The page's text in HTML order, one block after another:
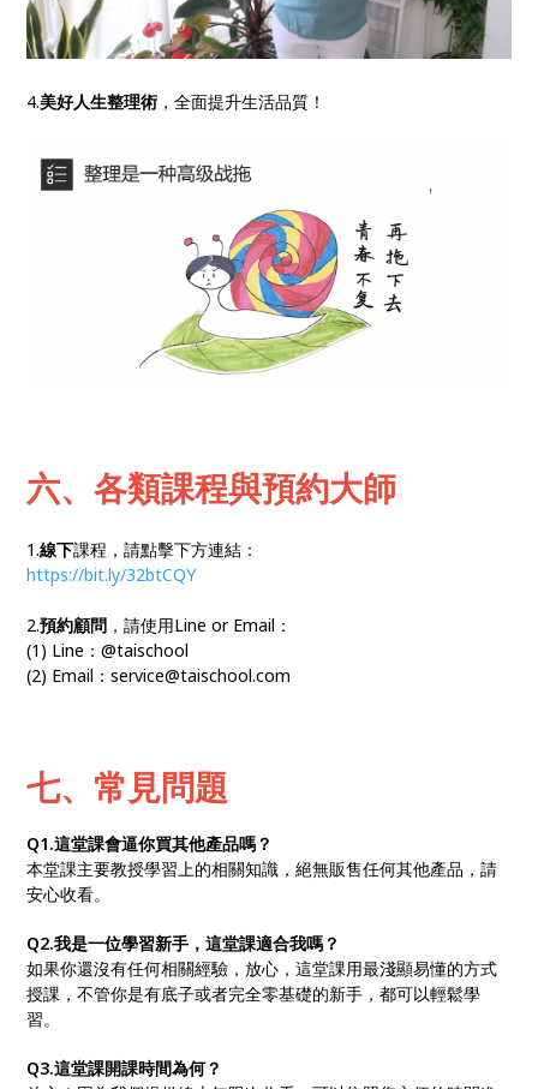
4.美好人生整理術 ，全面提升生活品質！
六、各類課程與預約大師
1.線下課程，請點擊下方連結：
https://bit.ly/32btCQY
2.預約顧問 ，請使用Line or Email：
(1) Line：@taischool
(2) Email：service@taischool.com
七、常見問題
Q1.這堂課會逼你買其他產品嗎？
本堂課主要教授學習上的相關知識，絕無販售任何其他產品，請
安心收看。
Q2.我是一位學習新手，這堂課適合我嗎？
如果你還沒有任何相關經驗，放心，這堂課用最淺顯易懂的方式
授課，不管你是有底子或者完全零基礎的新手，都可以輕鬆學
習。
Q3.這堂課開課時間為何？